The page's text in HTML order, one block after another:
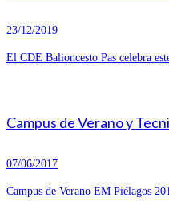
23/12/2019
El CDE Balioncesto Pas celebra
Campus de Verano y
07/06/2017
Campus de Verano EM Piélagos